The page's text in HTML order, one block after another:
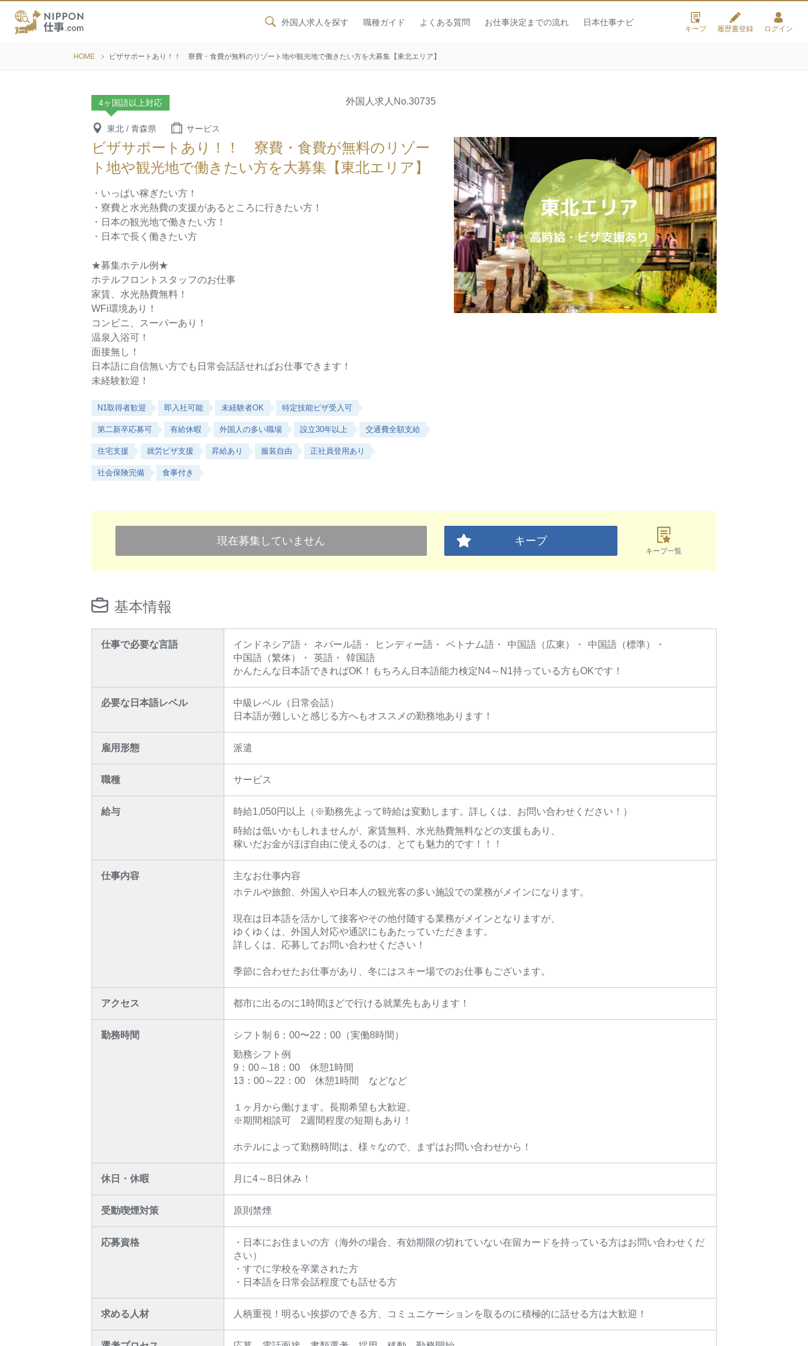
外国人求人を探す 職種ガイド よくある質問 お仕事決定までの流れ 日本仕事ナビ
キープ 履歴書登録 ログイン
HOME ビザサポートあり！！ 寮費・食費が無料のリゾート地や観光地で働きたい方を大募集【東北エリア】
4ヶ国語以上対応 外国人求人 No.30735
東北 / 青森県 サービス
ビザサポートあり！！ 寮費・食費が無料のリゾー
ト地や観光地で働きたい方を大募集【東北エリア】
・いっぱい稼ぎたい方！
・寮費と水光熱費の支援があるところに行きたい方！
・日本の観光地で働きたい方！
・日本で長く働きたい方
★募集ホテル例★
ホテルフロントスタッフのお仕事
家賃、水光熱費無料！
WFi環境あり！
コンビニ、スーパーあり！
温泉入浴可！
面接無し！
日本語に自信無い方でも日常会話話せればお仕事できます！
未経験歓迎！
N1取得者歓迎 即入社可能 未経験者OK 特定技能ビザ受入可
第二新卒応募可 有給休暇 外国人の多い職場 設立30年以上 交通費全額支給
住宅支援 就労ビザ支援 昇給あり 服装自由 正社員登用あり
社会保険完備 食事付き
現在募集していません キープ
キープ一覧
基本情報
仕事で必要な言語 インドネシア語 ネパール語 ヒンディー語 ベトナム語 中国語（広東）
中国語（標準）
中国語（繁体）
英語
韓国語
かんたんな日本語できればOK！もちろん日本語能力検定N4～N1持っている方もOKです！
必要な日本語レベル
中級レベル（日常会話）
日本語が難しいと感じる方へもオススメの勤務地あります！
雇用形態 派遣
職種 サービス
給与
時給1,050円以上（※勤務先よって時給は変動します。詳しくは、お問い合わせください！）
時給は低いかもしれませんが、家賃無料、水光熱費無料などの支援もあり、
稼いだお金がほぼ自由に使えるのは、とても魅力的です！！！
仕事内容
主なお仕事内容
ホテルや旅館、外国人や日本人の観光客の多い施設での業務がメインになります。
現在は日本語を活かして接客やその他付随する業務がメインとなりますが、
ゆくゆくは、外国人対応や通訳にもあたっていただきます。
詳しくは、応募してお問い合わせください！
季節に合わせたお仕事があり、冬にはスキー場でのお仕事もございます。
アクセス 都市に出るのに1時間ほどで行ける就業先もあります！
勤務時間
シフト制 6：00〜22：00（実働8時間）
勤務シフト例
9：00～18：00 休憩1時間
13：00～22：00 休憩1時間 などなど
１ヶ月から働けます。長期希望も大歓迎。
※期間相談可 2週間程度の短期もあり！
ホテルによって勤務時間は、様々なので、まずはお問い合わせから！
休日・休暇 月に4～8日休み！
受動喫煙対策 原則禁煙
応募資格
・日本にお住まいの方（海外の場合、有効期限の切れていない在留カードを持っている方はお問い合わせくだ
さい）
・すでに学校を卒業された方
・日本語を日常会話程度でも話せる方
求める人材 人柄重視！明るい挨拶のできる方、コミュニケーションを取るのに積極的に話せる方は大歓迎！